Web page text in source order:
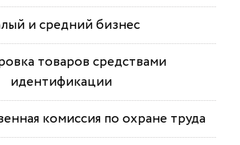
и средний бизнес
товаров средствами
идентификации
комиссия по охране труда